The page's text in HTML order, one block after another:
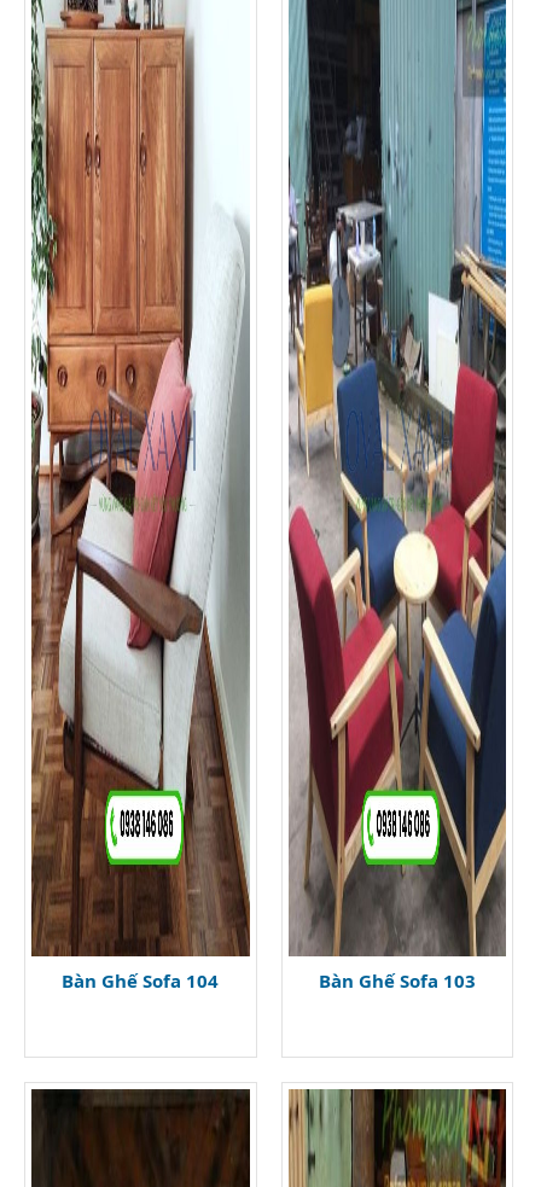
Bàn Ghế Sofa 104 Bàn Ghế Sofa 103